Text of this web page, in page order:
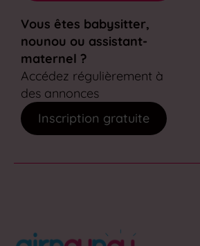
Vous êtes babysitter,
nounou ou assistant-
maternel ?
Accédez régulièrement à
des annonces
Inscription gratuite